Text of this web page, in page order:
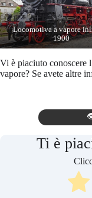
Locomotiva a vapore
1900
Vi è piaciuto conoscere
vapore? Se avete altre
Ti è